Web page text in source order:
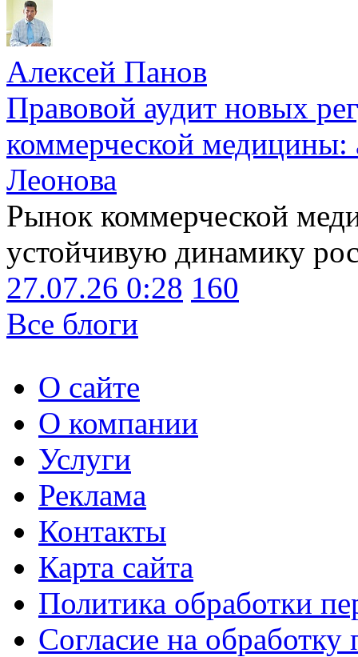
Алексей Панов
Правовой аудит новых
коммерческой медицины:
Леонова
Рынок коммерческой
устойчивую динамику
27.07.26 0:28 160
Все блоги
О сайте
О компании
Услуги
Реклама
Контакты
Карта сайта
Политика обработки
Согласие на